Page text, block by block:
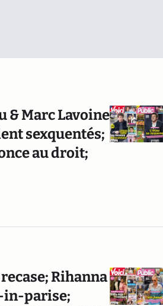
& Marc Lavoine
sexquentés;
au droit;
Rihanna
in-parise;